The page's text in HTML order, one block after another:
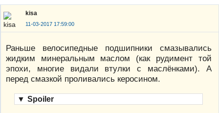
kisa
11-03-2017 17:59:00
Раньше велосипедные подшипники смазывались
жидким минеральным маслом (как рудимент той
эпохи, многие видали втулки с маслёнками). А
перед смазкой проливались керосином.
▼ Spoiler